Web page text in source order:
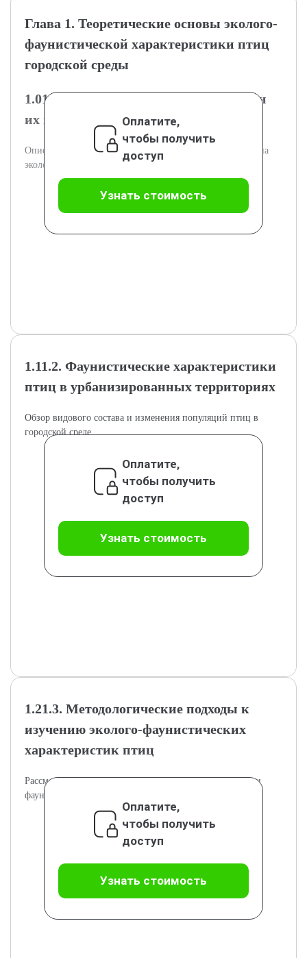
Глава 1. Теоретические основы эколого-
фаунистической характеристики птиц
городской среды
1.01.1. Особенности городской среды и
их влияние на биоразнообразие
Описание среды многоэтажной застройки и её влияние на
экологические условия для птиц.
Оплатите,
чтобы получить
доступ
Узнать стоимость
1.11.2. Фаунистические характеристики
птиц в урбанизированных территориях
Обзор видового состава и изменения популяций птиц в
городской среде.
Оплатите,
чтобы получить
доступ
Узнать стоимость
1.21.3. Методологические подходы к
изучению эколого-фаунистических
характеристик птиц
Рассмотрение методов и приёмов сбора экологических и
фаунистических данных о птицах.
Оплатите,
чтобы получить
доступ
Узнать стоимость